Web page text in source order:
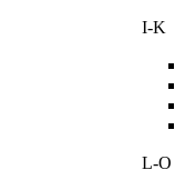
I-K
L-O